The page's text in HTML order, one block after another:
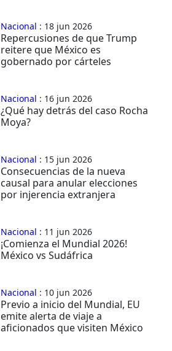
Nacional : 18 jun 2026
Repercusiones de que Trump
reitere que México es
gobernado por cárteles
Nacional : 16 jun 2026
¿Qué hay detrás del caso Rocha
Moya?
Nacional : 15 jun 2026
Consecuencias de la nueva
causal para anular elecciones
por injerencia extranjera
Nacional : 11 jun 2026
¡Comienza el Mundial 2026!
México vs Sudáfrica
Nacional : 10 jun 2026
Previo a inicio del Mundial, EU
emite alerta de viaje a
aficionados que visiten México